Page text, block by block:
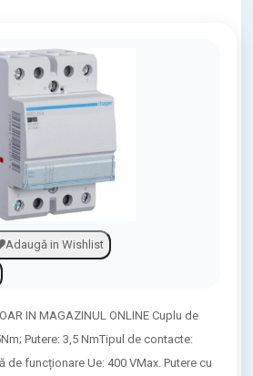
Adaugă in Wishlist
IN MAGAZINUL ONLINE Cuplu de
Putere: 3,5 NmTipul de contacte:
de funcționare Ue: 400 VMax. Putere cu